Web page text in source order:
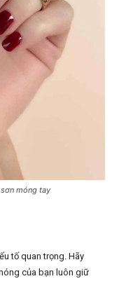
móng tay
tố quan trọng. Hãy
của bạn luôn giữ